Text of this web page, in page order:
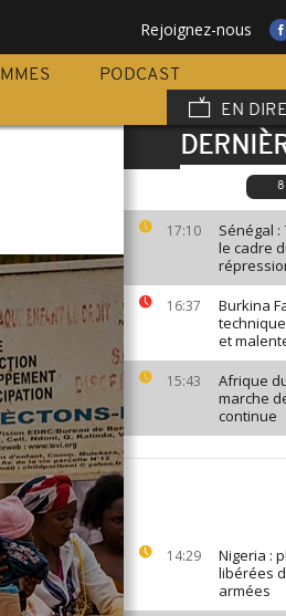
Rejoignez-nous
PODCAST
EN
8
17:10
Sénégal
le cadre
16:37
Burkina
et
15:43
Afrique
marche
continue
14:29
Nigeria :
libérées
armées